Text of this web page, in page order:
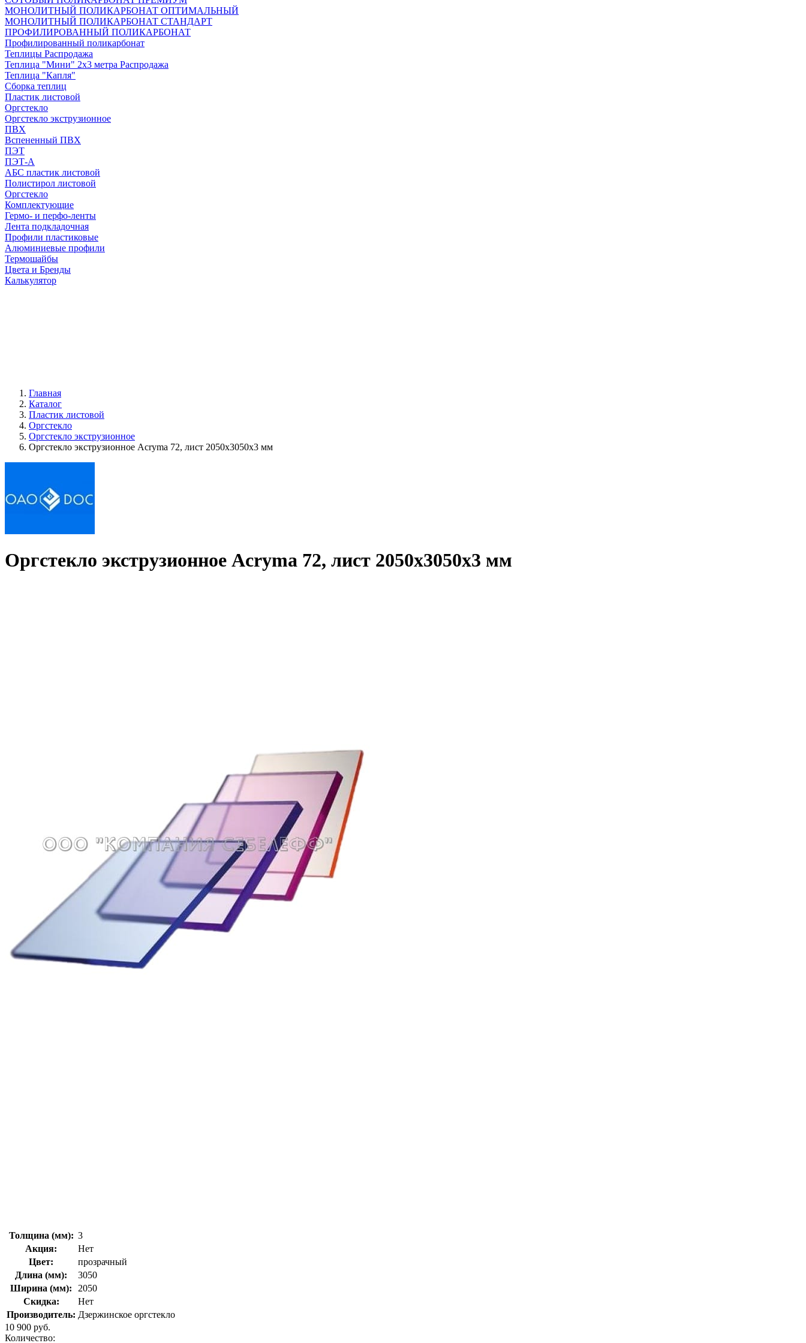
МОНОЛИТНЫЙ ПОЛИКАРБОНАТ ОПТИМАЛЬНЫЙ
МОНОЛИТНЫЙ ПОЛИКАРБОНАТ СТАНДАРТ
ПРОФИЛИРОВАННЫЙ ПОЛИКАРБОНАТ
Профилированный поликарбонат
Теплицы Распродажа
Теплица "Мини" 2х3 метра Распродажа
Теплица "Капля"
Сборка теплиц
Пластик листовой
Оргстекло
Оргстекло экструзионное
ПВХ
Вспененный ПВХ
ПЭТ
ПЭТ-А
АБС пластик листовой
Полистирол листовой
Оргстекло
Комплектующие
Гермо- и перфо-ленты
Лента подкладочная
Профили пластиковые
Алюминиевые профили
Термошайбы
Цвета и Бренды
Калькулятор
Главная
Каталог
Пластик листовой
Оргстекло
Оргстекло экструзионное
Оргстекло экструзионное Acryma 72, лист 2050x3050x3 мм
Оргстекло экструзионное Acryma 72, лист 2050x3050x3 мм
Толщина (мм): 3
Акция:
Нет
Цвет:
прозрачный
Длина (мм):
3050
Ширина (мм):
2050
Скидка:
Нет
Производитель: Дзержинское оргстекло
10 900 руб.
Количество: